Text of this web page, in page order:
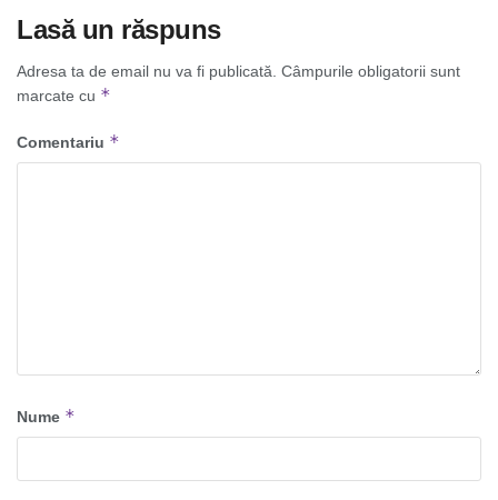
Lasă un răspuns
Adresa ta de email nu va fi publicată. Câmpurile obligatorii sunt
marcate cu *
Comentariu *
Nume *